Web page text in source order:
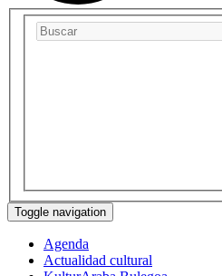
Toggle navigation
Agenda
Actualidad cultural